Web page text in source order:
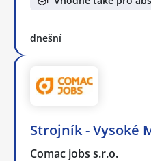
dnešní
Strojník - Vysoké
Comac jobs s.r.o.